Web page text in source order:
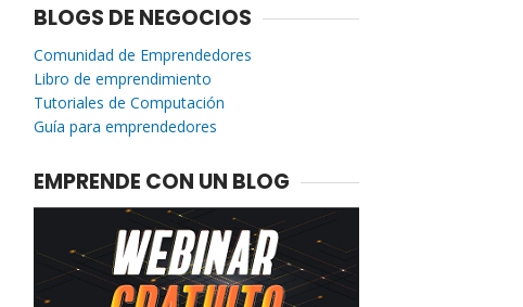
BLOGS DE NEGOCIOS
Comunidad de Emprendedores
Libro de emprendimiento
Tutoriales de Computación
Guía para emprendedores
EMPRENDE CON UN BLOG